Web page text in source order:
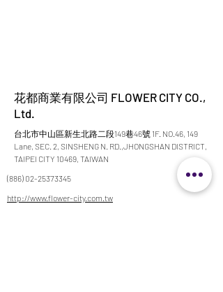
花都商業有限公司 FLOWER CITY CO.,
Ltd.
台北市中山區新生北路二段149巷46號 1F. NO.46, 149
Lane, SEC. 2, SINSHENG N. RD.,JHONGSHAN DISTRICT,
TAIPEI CITY 10469, TAIWAN
(886) 02-25373345
http://www.flower-city.com.tw